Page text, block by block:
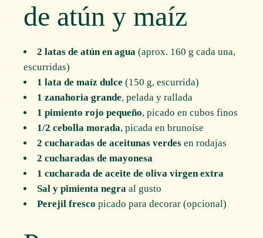
de atún y maíz
2 latas de atún en agua (aprox. 160 g cada una,
escurridas)
1 lata de maíz dulce (150 g, escurrida)
1 zanahoria grande, pelada y rallada
1 pimiento rojo pequeño, picado en cubos finos
1/2 cebolla morada, picada en brunoise
2 cucharadas de aceitunas verdes en rodajas
2 cucharadas de mayonesa
1 cucharada de aceite de oliva virgen extra
Sal y pimienta negra al gusto
Perejil fresco picado para decorar (opcional)